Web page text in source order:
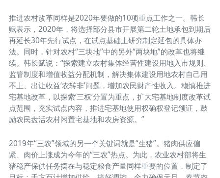
推进农村改革同样是2020年要做的10项重点工作之一。韩长
赋表示，2020年，将选择部分县市开展第二轮土地承包到期后
再延长30年先行试点，在试点基础上研究制定延包的具体办
法。同时，针对农村“三块地”中的另外“两块地”的改革也将继
续。韩长赋说：“探索建立农村集体经营性建设用地入市规则、
监管制度和增值收益分配机制，解决集体建设用地农村自己用
不上、出让收益‘农转非’问题，增加农民财产性收入。稳慎推进
宅基地改革，以探索‘三权’分置为重点，扩大宅基地制度改革试
点范围，充实试点内容，推进宅基地使用权确权登记颁证，鼓
励农民盘活农村闲置宅基地和农房资源。”
2019年“三农”领域的另一个关键词就是“生猪”。猪肉供应偏
紧、肉价上涨成为今年的“三农”热点。为此，农业农村部将生
猪稳产保供任务摆在与稳定粮食产量同样重要的位置，制定了